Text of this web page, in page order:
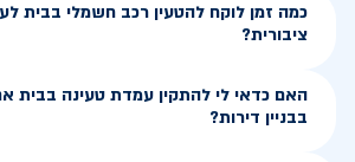
כמה זמן לוקח להטעין רכב חשמלי בבית
ציבורית?
האם כדאי לי להתקין עמדת טעינה בבית
בבניין דירות?